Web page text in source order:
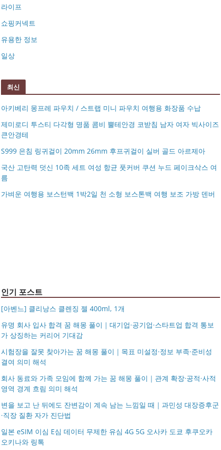
라이프
쇼핑커넥트
유용한 정보
일상
최신
아키베리 몽프레 파우치 / 스트랩 미니 파우치 여행용 화장품 수납
제미로디 투스티 다각형 명품 콤비 뿔테안경 코받침 남자 여자 빅사이즈
큰안경테
S999 은침 링귀걸이 20mm 26mm 후프귀걸이 실버 골드 아르제아
국산 고탄력 덧신 10족 세트 여성 항균 풋커버 쿠션 누드 페이크삭스 여
름
가벼운 여행용 보스턴백 1박2일 천 소형 보스톤백 여행 보조 가방 덴버
아키베리 몽프레 파우치 / 스트랩 미니 파우치 여행용 화장
품 수납
제미로디 투스티 다각형 명품 콤비 뿔테안경 코받침 남자
인기 포스트
[아벤느] 클리낭스 클렌징 젤 400ml, 1개
유명 회사 입사 합격 꿈 해몽 풀이｜대기업·공기업·스타트업 합격 통보
가 상징하는 커리어 기대감
시험장을 잘못 찾아가는 꿈 해몽 풀이｜목표 미설정·정보 부족·준비성
결여 의미 해석
회사 동료와 가족 모임에 함께 가는 꿈 해몽 풀이｜관계 확장·공적·사적
영역 경계 흐림 의미 해석
변을 보고 난 뒤에도 잔변감이 계속 남는 느낌일 때｜과민성 대장증후군
·직장 질환 자가 진단법
일본 eSIM 이심 E심 데이터 무제한 유심 4G 5G 오사카 도쿄 후쿠오카
오키나와 링톡